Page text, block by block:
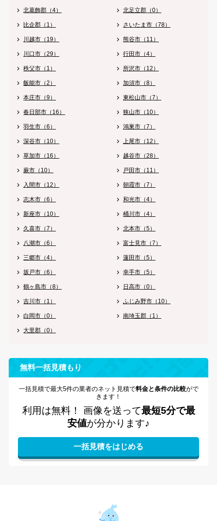
北葛飾郡（4） 北足立郡（0）
比企郡（1） さいたま市（78）
川越市（19） 熊谷市（11）
川口市（29） 行田市（4）
秩父市（1） 所沢市（12）
飯能市（2） 加須市（8）
本庄市（9） 東松山市（7）
春日部市（16） 狭山市（10）
羽生市（6） 鴻巣市（7）
深谷市（10） 上尾市（12）
草加市（16） 越谷市（28）
蕨市（10） 戸田市（11）
入間市（12） 朝霞市（7）
志木市（6） 和光市（4）
新座市（10） 桶川市（4）
久喜市（7） 北本市（5）
八潮市（6） 富士見市（7）
三郷市（4） 蓮田市（5）
坂戸市（6） 幸手市（5）
鶴ヶ島市（8） 日高市（0）
吉川市（1） ふじみ野市（10）
白岡市（0） 南埼玉郡（1）
大里郡（0）
無料一括見積もり
一括見積で最大5件の業者のネット見積で料金と条件の比較がで
きます！
利用は無料！ 画像を送って最短5分で最
安値が分かります♪